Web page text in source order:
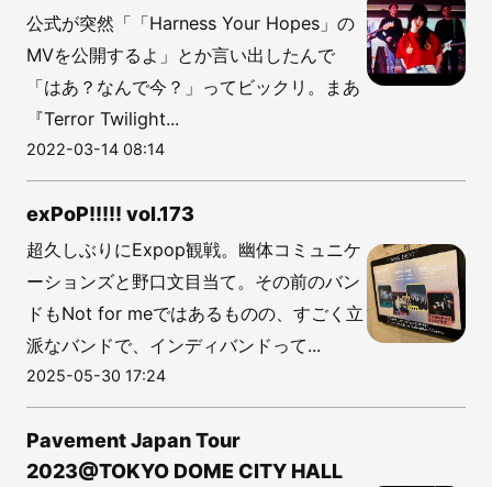
公式が突然「「Harness Your Hopes」の
MVを公開するよ」とか言い出したんで
「はあ？なんで今？」ってビックリ。まあ
『Terror Twilight...
2022-03-14 08:14
exPoP!!!!! vol.173
超久しぶりにExpop観戦。幽体コミュニケ
ーションズと野口文目当て。その前のバン
ドもNot for meではあるものの、すごく立
派なバンドで、インディバンドって...
2025-05-30 17:24
Pavement Japan Tour
2023@TOKYO DOME CITY HALL